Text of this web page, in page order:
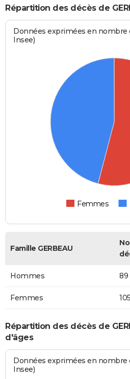
Répartition des décès de
Données exprimées en nombre
Insee)
Femmes
Famille GERBEAU
Hommes 89
Femmes 105
Répartition des décès de
d'âges
Données exprimées en nombre
Insee)